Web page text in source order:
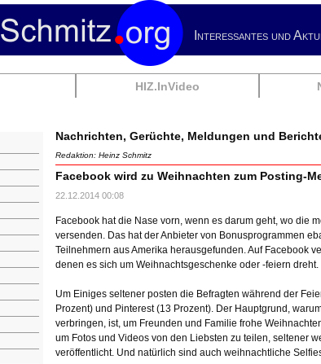
Interessantes und
HIZ.InVideo
Nachrichten, Gerüchte, Meldungen und
Redaktion: Heinz Schmitz
Facebook wird zu Weihnachten zum Posting-
22.12.2014 00:08
Facebook hat die Nase vorn, wenn es darum geht, wo die
versenden. Das hat der Anbieter von Bonusprogrammen
Teilnehmern aus Amerika herausgefunden. Auf Facebook
denen es sich um Weihnachtsgeschenke oder -feiern dreht.
Um Einiges seltener posten die Befragten während der
Prozent) und Pinterest (13 Prozent). Der Hauptgrund,
verbringen, ist, um Freunden und Familie frohe
um Fotos und Videos von den Liebsten zu teilen, seltener
veröffentlicht. Und natürlich sind auch weihnachtliche